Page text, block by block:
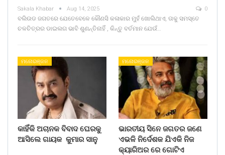
Sakala Khabar Aug 14, 2025 0
ବଲିଉଡ ଜଗତରେ ଯେତେବେଳେ କୌଣସି କଳାକାର ମୁହଁ ଖୋଲିଥାଏ, ତାକୁ ସମସ୍ତେ
ଚଳଚିତ୍ରର ଡାଇଲଗ ଭାବି ଶୁଣନ୍ତିନାହିଁ , କିନ୍ତୁ ବର୍ତମାନ ଯେଉଁ…
ମନୋରଞ୍ଜନ
କାହିଁକି ଅଚାନକ ବିବାଦ ଘେରକୁ
ଆସିଲେ ଗାୟକ କୁମାର ସାନୁ
ମନୋରଞ୍ଜନ
ଭାରତୀୟ ସିନେ ଜଗତର ଜଣେ
ଏଭଳି ନିର୍ଦେଶକ ଯିଏକି ନିଜ
କ୍ୟାରିଅର ରେ ଗୋଟିଏ